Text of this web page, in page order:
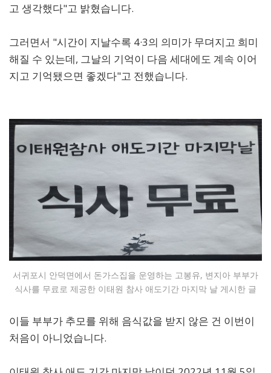
고 생각했다"고 밝혔습니다.
그러면서 "시간이 지날수록 4·3의 의미가 무뎌지고 희미
해질 수 있는데, 그날의 기억이 다음 세대에도 계속 이어
지고 기억됐으면 좋겠다"고 전했습니다.
서귀포시 안덕면에서 돈가스집을 운영하는 고봉유, 변지아 부부가
식사를 무료로 제공한 이태원 참사 애도기간 마지막 날 게시한 글
이들 부부가 추모를 위해 음식값을 받지 않은 건 이번이
처음이 아니었습니다.